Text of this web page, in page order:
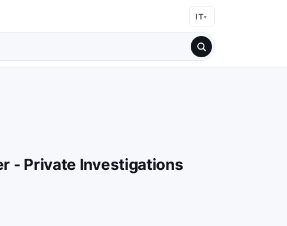
IT
- Private Investigations